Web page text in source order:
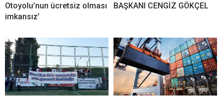
Otoyolu’nun ücretsiz olması
imkansız’
BAŞKANI CENGİZ GÖKÇEL